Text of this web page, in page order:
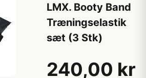
LMX. Booty Band
Træningselastik
sæt (3 Stk)
240,00 kr